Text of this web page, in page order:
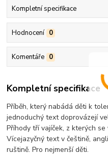
Kompletní specifikace
Hodnocení 0
Komentáře 0
Kompletní specifikace
Příběh, který nabádá děti k
jednoduchý text doprovázejí
Příhody tří vajíček, z kterých
Vícejazyčný text v češtině,
ruštině. Pro nejmenší děti.